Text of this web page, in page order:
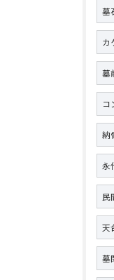
墓
カ
墓
コ
納
永
民
天
墓